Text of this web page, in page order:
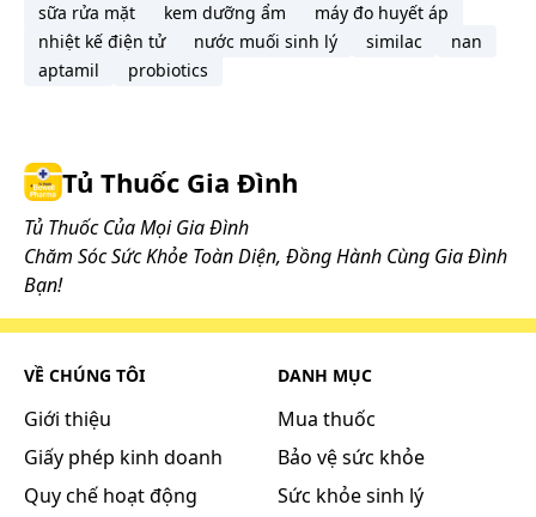
sữa rửa mặt
kem dưỡng ẩm
máy đo huyết áp
nhiệt kế điện tử
nước muối sinh lý similac
nan
aptamil
probiotics
Tủ Thuốc Gia Đình
Tủ Thuốc Của Mọi Gia Đình
Chăm Sóc Sức Khỏe Toàn Diện, Đồng Hành Cùng Gia Đình
Bạn!
VỀ CHÚNG TÔI
Giới thiệu
Giấy phép kinh doanh
Quy chế hoạt động
DANH MỤC
Mua thuốc
Bảo vệ sức khỏe
Sức khỏe sinh lý